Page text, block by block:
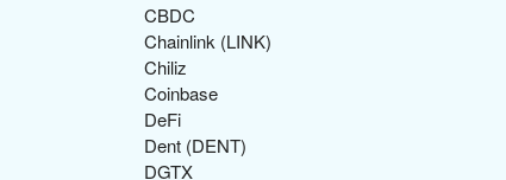
CBDC
Chainlink (LINK)
Chiliz
Coinbase
DeFi
Dent (DENT)
DGTX